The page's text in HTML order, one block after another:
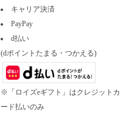
キャリア決済
PayPay
d払い
(dポイントたまる・つかえる)
※「ロイズeギフト」はクレジットカ
ード払いのみ